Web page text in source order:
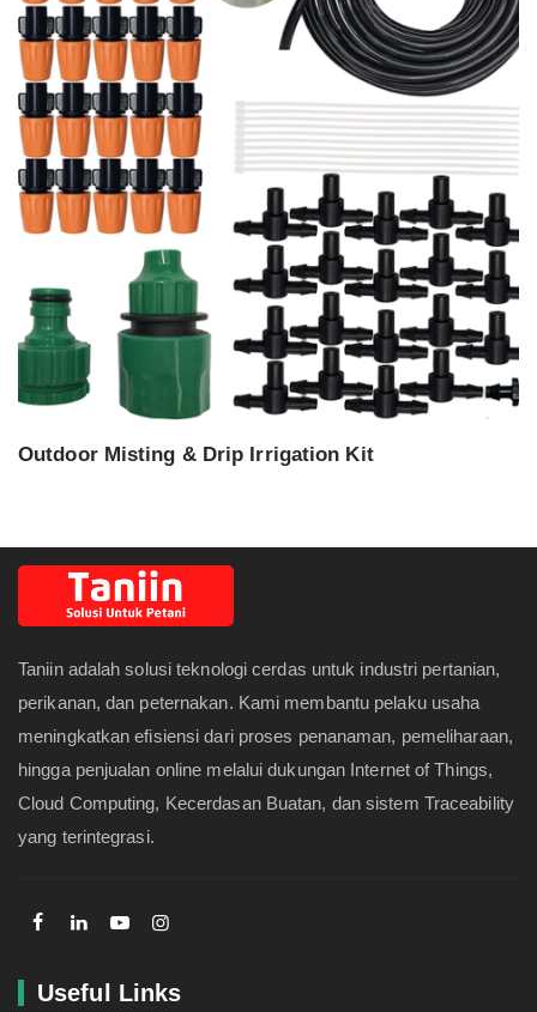
Outdoor Misting & Drip Irrigation Kit
Taniin adalah solusi teknologi cerdas untuk industri pertanian,
perikanan, dan peternakan. Kami membantu pelaku usaha
meningkatkan efisiensi dari proses penanaman, pemeliharaan,
hingga penjualan online melalui dukungan Internet of Things,
Cloud Computing, Kecerdasan Buatan, dan sistem Traceability
yang terintegrasi.
Useful Links